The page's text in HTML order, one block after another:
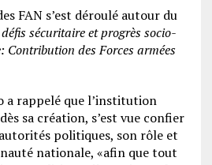
FAN s’est déroulé autour du
sécuritaire et progrès socio-
Contribution des Forces armées
a rappelé que l’institution
sa création, s’est vue confier
politiques, son rôle et
nationale, «afin que tout